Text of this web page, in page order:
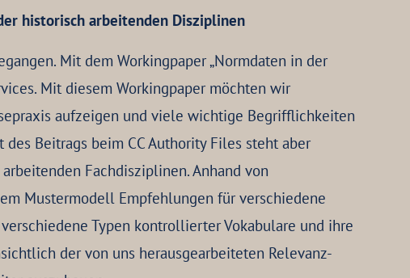
historisch arbeitenden Disziplinen
Mit dem Workingpaper „Normdaten in der
Mit diesem Workingpaper möchten wir
aufzeigen und viele wichtige Begrifflichkeiten
Beitrags beim CC Authority Files steht aber
Fachdisziplinen. Anhand von
Mustermodell Empfehlungen für verschiedene
Typen kontrollierter Vokabulare und ihre
der von uns herausgearbeiteten Relevanz-